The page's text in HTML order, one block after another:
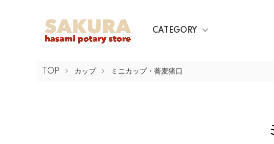
CATEGORY
TOP カップ ミニカップ・蕎麦猪口